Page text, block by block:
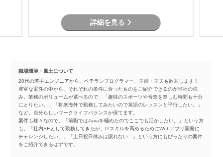
詳細を見る
職場環境・風土について
20代の若手エンジニアから、ベテランプログラマー、主婦・主夫も歓迎します！
豊富な案件の中から、それぞれの条件に合ったものをご紹介できるのが当社の強
み。業務のボリュームが選べるので、「趣味のスポーツや音楽を楽しむ時間も十分
にとりたい。」「将来海外で勤務してみたいので英語のレッスンと平行したい。」
など、自分らしいワークライフバランスが保てます。
案件も様々なので、「前職ではJavaを極めたのでここでも活かしたい。」という方
も、「社内SEとして勤務してきたが、ITスキルを高めるためにWebアプリ開発に
チャレンジしたい。」「土日祝日休みは譲れない…」という方にもぴったりの案件
をご紹介できるはずです。